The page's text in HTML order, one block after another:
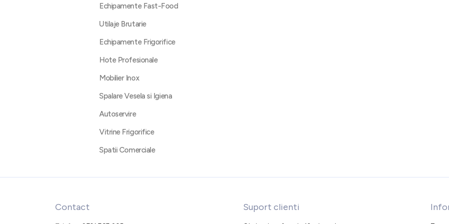
Echipamente Fast-Food
Utilaje Brutarie
Echipamente Frigorifice
Hote Profesionale
Mobilier Inox
Spalare Vesela si Igiena
Autoservire
Vitrine Frigorifice
Spatii Comerciale
Contact Suport clienti